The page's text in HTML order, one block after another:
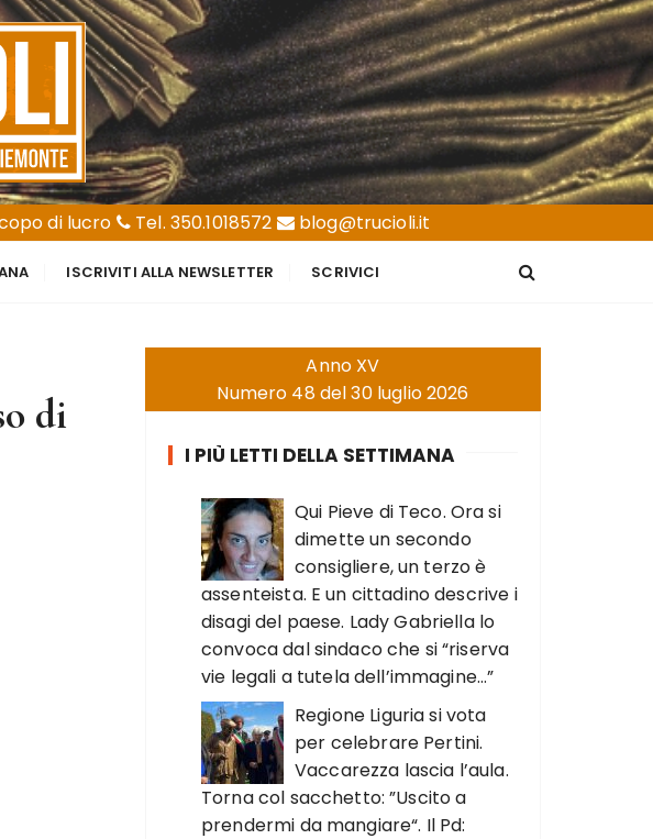
di lucro
Tel. 350.1018572 blog@trucioli.it
ISCRIVITI ALLA NEWSLETTER SCRIVICI
di
Anno XV
Numero 48 del 30 luglio 2026
I PIÙ LETTI DELLA SETTIMANA
Qui Pieve di Teco. Ora si
dimette un secondo
consigliere, un terzo è
assenteista. E un cittadino descrive i
disagi del paese. Lady Gabriella lo
convoca dal sindaco che si “riserva
vie legali a tutela dell’immagine…”
Regione Liguria si vota
per celebrare Pertini.
Vaccarezza lascia l’aula.
Torna col sacchetto: ”Uscito a
prendermi da mangiare“. Il Pd: